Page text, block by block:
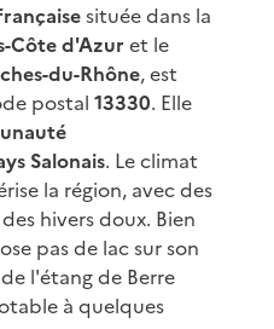
située dans la
Côte d'Azur et le
du-Rhône, est
postal 13330. Elle
Salonais. Le climat
la région, avec des
hivers doux. Bien
pas de lac sur son
l'étang de Berre
à quelques